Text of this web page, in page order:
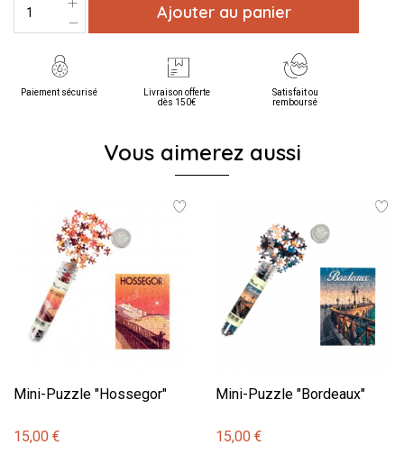
Ajouter au panier
Paiement sécurisé
Livraison offerte
dès 150€
Satisfait ou
remboursé
Vous aimerez aussi
Mini-Puzzle "Hossegor"
15,00 €
Mini-Puzzle "Bordeaux"
15,00 €